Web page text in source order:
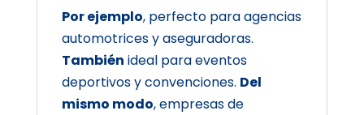
Por ejemplo, perfecto para agencias
automotrices y aseguradoras.
También ideal para eventos
deportivos y convenciones. Del
mismo modo, empresas de